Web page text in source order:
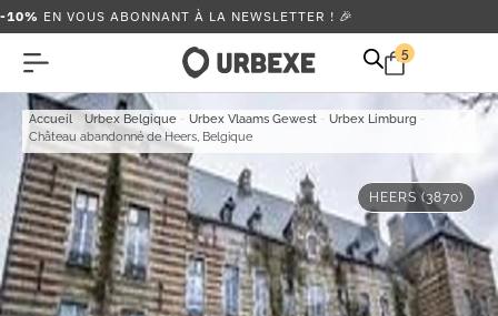
-10% EN VOUS ABONNANT À LA NEWSLETTER ! 🎉
5
Accueil - Urbex Belgique - Urbex Vlaams Gewest - Urbex Limburg -
Château abandonné de Heers, Belgique
HEERS (3870)